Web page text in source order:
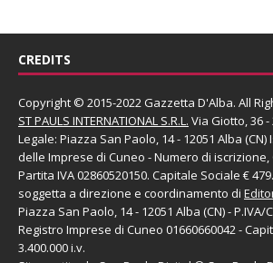
CREDITS
Copyright © 2015-2022 Gazzetta D'Alba. All
ST PAULS INTERNATIONAL S.R.L. Via Giotto, 36
Legale: Piazza San Paolo, 14 - 12051 Alba
delle Imprese di Cuneo - Numero di iscrizione,
Partita IVA 02860520150. Capitale Sociale €
soggetta a direzione e coordinamento di
Piazza San Paolo, 14 - 12051 Alba (CN) -
Registro Imprese di Cuneo 01660660042 -
3.400.000 i.v.